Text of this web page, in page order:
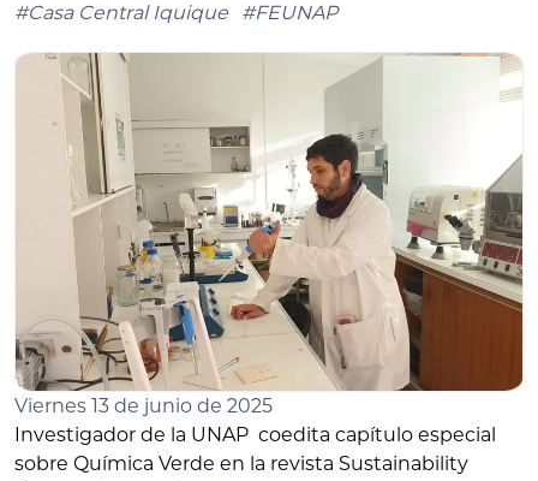
#Casa Central Iquique
#FEUNAP
Viernes 13 de junio de 2025
Investigador de la UNAP coedita capítulo especial
sobre Química Verde en la revista Sustainability